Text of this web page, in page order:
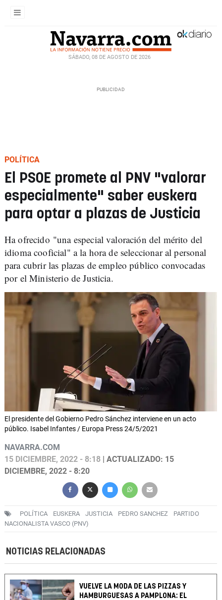
SÁBADO, 08 DE AGOSTO DE 2026
POLÍTICA
El PSOE promete al PNV "valorar
especialmente" saber euskera
para optar a plazas de Justicia
Ha ofrecido "una especial valoración del mérito del
idioma cooficial" a la hora de seleccionar al personal
para cubrir las plazas de empleo público convocadas
por el Ministerio de Justicia.
El presidente del Gobierno Pedro Sánchez interviene en un acto
público. Isabel Infantes / Europa Press 24/5/2021
NAVARRA.COM
15 DICIEMBRE, 2022 - 8:18 | ACTUALIZADO: 15
DICIEMBRE, 2022 - 8:20
POLÍTICA EUSKERA JUSTICIA PEDRO SANCHEZ
PARTIDO
NACIONALISTA VASCO (PNV)
NOTICIAS RELACIONADAS
VUELVE LA MODA DE LAS PIZZAS Y
HAMBURGUESAS A PAMPLONA: EL